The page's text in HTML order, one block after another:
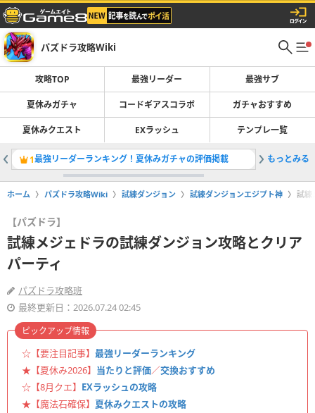
パズドラ攻略Wiki
攻略TOP 最強リーダー 最強サブ
夏休みガチャ コードギアスコラボ ガチャおすすめ
夏休みクエスト EXラッシュ テンプレ一覧
1最強リーダーランキング！夏休みガチャの評価掲載 2夏休み
もっとみる
ホーム パズドラ攻略Wiki 試練ダンジョン 試練ダンジョンエジプト神 試練
【パズドラ】
試練メジェドラの試練ダンジョン攻略とクリア
パーティ
パズドラ攻略班
最終更新日：2026.07.24 02:45
☆【要注目記事】 最強リーダーランキング
★【夏休み2026】 当たりと評価／交換おすすめ
☆【8月クエ】 EXラッシュの攻略
★【魔法石確保】 夏休みクエストの攻略
ピックアップ情報